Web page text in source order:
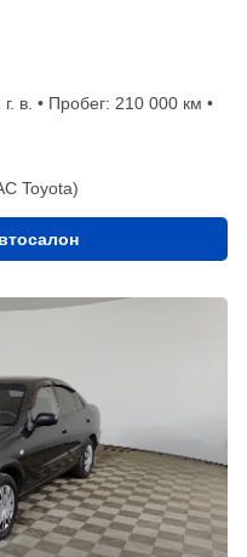
в. • Пробег: 210 000 км •
Toyota)